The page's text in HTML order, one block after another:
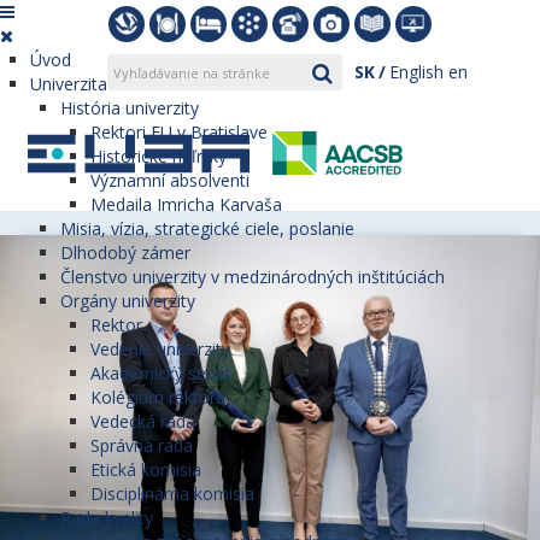
SK English en
Úvod
Univerzita
História univerzity
Rektori EU v Bratislave
Historické míľniky
Významní absolventi
Medaila Imricha Karvaša
Misia, vízia, strategické ciele, poslanie
Dlhodobý zámer
Členstvo univerzity v medzinárodných inštitúciách
Orgány univerzity
Rektor
Vedenie univerzity
Akademický senát
Kolégium rektora
Vedecká rada
Správna rada
Etická komisia
Disciplinárna komisia
Rada kvality